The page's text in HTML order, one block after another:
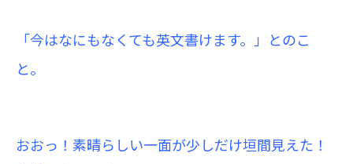
「今はなにもなくても英文書けます。」とのこ
と。
おおっ！素晴らしい一面が少しだけ垣間見えた！